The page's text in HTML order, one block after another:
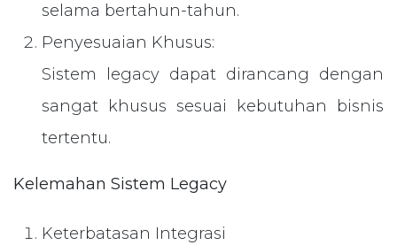
selama bertahun-tahun.
Penyesuaian Khusus:
Sistem legacy dapat dirancang dengan
sangat khusus sesuai kebutuhan bisnis
tertentu.
Kelemahan Sistem Legacy
Keterbatasan Integrasi